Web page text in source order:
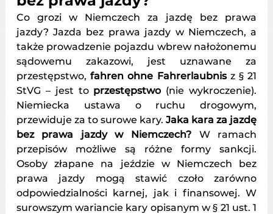
Co grozi w Niemczech za jazdę bez prawa
jazdy? Jazda bez prawa jazdy w Niemczech, a
także prowadzenie pojazdu wbrew nałożonemu
sądowemu zakazowi, jest uznawane za
przestępstwo, fah­ren ohne Fahrerlaubnis z § 21
StVG – jest to przestępstwo
Niemiecka ustawa o ruchu drogowym,
przewiduje za to surowe kary. Jaka kara za jazdę
bez prawa jazdy w Niemczech? W ramach
przepisów możliwe są różne formy sankcji.
Osoby złapane na jeździe w Niemczech bez
prawa jazdy mogą stawić czoło zarówno
odpowiedzialności karnej, jak i finansowej. W
surowszym wariancie kary opisanym w § 21 ust. 1